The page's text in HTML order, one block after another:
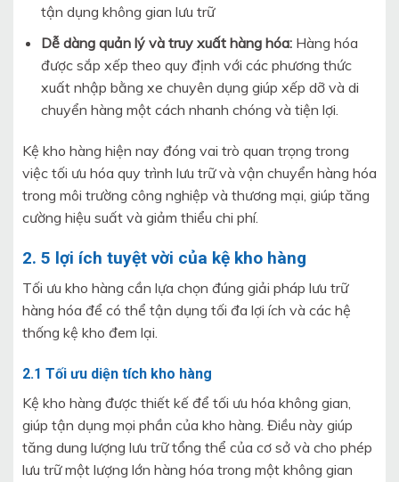
tận dụng không gian lưu trữ
Dễ dàng quản lý và truy xuất hàng hóa: Hàng hóa
được sắp xếp theo quy định với các phương thức
xuất nhập bằng xe chuyên dụng giúp xếp dỡ và di
chuyển hàng một cách nhanh chóng và tiện lợi.
Kệ kho hàng hiện nay đóng vai trò quan trọng trong
việc tối ưu hóa quy trình lưu trữ và vận chuyển hàng hóa
trong môi trường công nghiệp và thương mại, giúp tăng
cường hiệu suất và giảm thiểu chi phí.
2. 5 lợi ích tuyệt vời của kệ kho hàng
Tối ưu kho hàng cần lựa chọn đúng giải pháp lưu trữ
hàng hóa để có thể tận dụng tối đa lợi ích và các hệ
thống kệ kho đem lại.
2.1 Tối ưu diện tích kho hàng
Kệ kho hàng được thiết kế để tối ưu hóa không gian,
giúp tận dụng mọi phần của kho hàng. Điều này giúp
tăng dung lượng lưu trữ tổng thể của cơ sở và cho phép
lưu trữ một lượng lớn hàng hóa trong một không gian